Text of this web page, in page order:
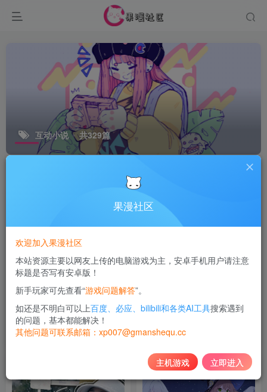
互动小说 共329篇
评论
漫研社顾问想要支持佐伯沙罗
｜Manga Club Advisor
wants to support Saeki｜官
方中文｜591M｜免安装
付费资源 10 休闲游戏
Terraria 10
life｜官方中文｜602M｜免安
Terraria
果漫社区
欢迎加入果漫社区
本站资源主要以网友上传的电脑游戏为主，安卓手机用户请注意
标题是否写有安卓版！
新手玩家可先查看“游戏问题解答”。
如还是不明白可以上百度、必应、bilibili和各类AI工具搜索遇到
的问题，基本都能解决！
其他问题可联系邮箱：xp007@gmanshequ.cc
主机游戏 立即进入